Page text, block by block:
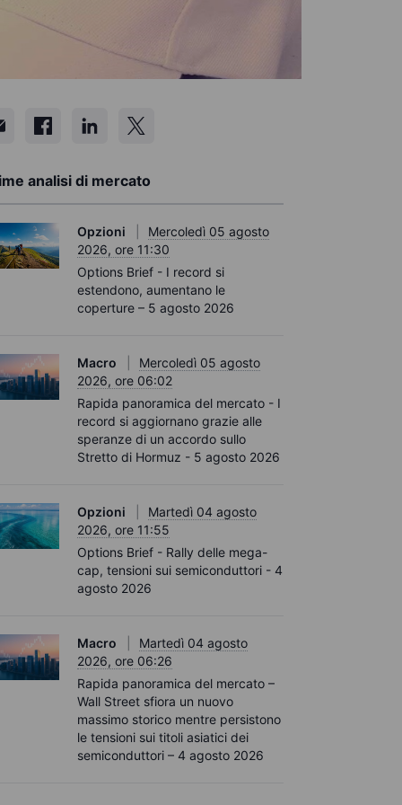
analisi di mercato
Opzioni
Mercoledì 05 agosto
2026, ore 11:30
Options Brief - I record si
estendono, aumentano le
coperture – 5 agosto 2026
Macro
Mercoledì 05 agosto
2026, ore 06:02
Rapida panoramica del mercato - I
record si aggiornano grazie alle
speranze di un accordo sullo
Stretto di Hormuz - 5 agosto 2026
Opzioni
Martedì 04 agosto
2026, ore 11:55
Options Brief - Rally delle mega-
cap, tensioni sui semiconduttori - 4
agosto 2026
Macro
Martedì 04 agosto
2026, ore 06:26
Rapida panoramica del mercato –
Wall Street sfiora un nuovo
massimo storico mentre persistono
le tensioni sui titoli asiatici dei
semiconduttori – 4 agosto 2026